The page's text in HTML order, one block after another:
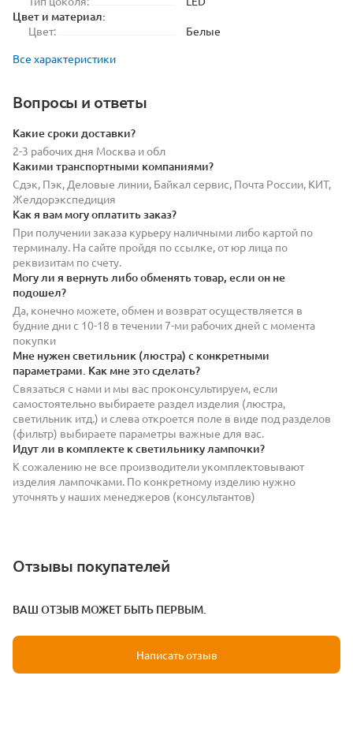
Цвет и материал:
Цвет:
Белые
Все характеристики
Вопросы и ответы
Какие сроки доставки?
2-3 рабочих дня Москва и обл
Какими транспортными компаниями?
Сдэк, Пэк, Деловые линии, Байкал сервис, Почта России, КИТ,
Желдорэкспедиция
Как я вам могу оплатить заказ?
При получении заказа курьеру наличными либо картой по
терминалу. На сайте пройдя по ссылке, от юр лица по
реквизитам по счету.
Могу ли я вернуть либо обменять товар, если он не
подошел?
Да, конечно можете, обмен и возврат осуществляется в
будние дни с 10-18 в течении 7-ми рабочих дней с момента
покупки
Мне нужен светильник (люстра) с конкретными
параметрами. Как мне это сделать?
Связаться с нами и мы вас проконсультируем, если
самостоятельно выбираете раздел изделия (люстра,
светильник итд.) и слева откроется поле в виде под разделов
(фильтр) выбираете параметры важные для вас.
Идут ли в комплекте к светильнику лампочки?
К сожалению не все производители укомплектовывают
изделия лампочками. По конкретному изделию нужно
уточнять у наших менеджеров (консультантов)
Отзывы покупателей
ВАШ ОТЗЫВ МОЖЕТ БЫТЬ ПЕРВЫМ.
Написать отзыв